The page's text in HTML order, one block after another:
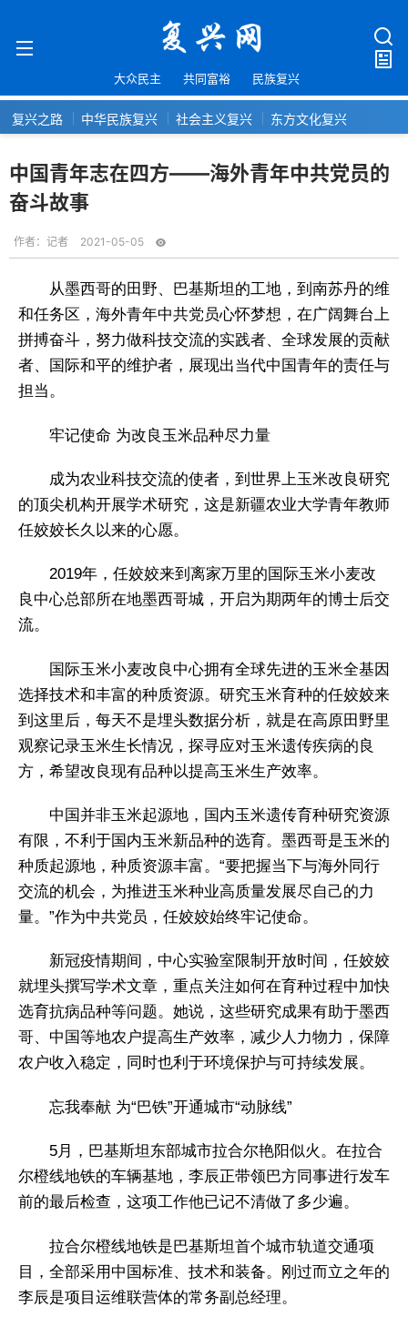
大众民主 共同富裕 民族复兴
复兴之路 中华民族复兴 社会主义复兴 东方文化复兴
中国青年志在四方——海外青年中共党员的
奋斗故事
作者： 记者 2021-05-05
从墨西哥的田野、巴基斯坦的工地，到南苏丹的维
和任务区，海外青年中共党员心怀梦想，在广阔舞台上
拼搏奋斗，努力做科技交流的实践者、全球发展的贡献
者、国际和平的维护者，展现出当代中国青年的责任与
担当。
牢记使命 为改良玉米品种尽力量
成为农业科技交流的使者，到世界上玉米改良研究
的顶尖机构开展学术研究，这是新疆农业大学青年教师
任姣姣长久以来的心愿。
2019年，任姣姣来到离家万里的国际玉米小麦改
良中心总部所在地墨西哥城，开启为期两年的博士后交
流。
国际玉米小麦改良中心拥有全球先进的玉米全基因
选择技术和丰富的种质资源。研究玉米育种的任姣姣来
到这里后，每天不是埋头数据分析，就是在高原田野里
观察记录玉米生长情况，探寻应对玉米遗传疾病的良
方，希望改良现有品种以提高玉米生产效率。
中国并非玉米起源地，国内玉米遗传育种研究资源
有限，不利于国内玉米新品种的选育。墨西哥是玉米的
种质起源地，种质资源丰富。“要把握当下与海外同行
交流的机会，为推进玉米种业高质量发展尽自己的力
量。”作为中共党员，任姣姣始终牢记使命。
新冠疫情期间，中心实验室限制开放时间，任姣姣
就埋头撰写学术文章，重点关注如何在育种过程中加快
选育抗病品种等问题。她说，这些研究成果有助于墨西
哥、中国等地农户提高生产效率，减少人力物力，保障
农户收入稳定，同时也利于环境保护与可持续发展。
忘我奉献 为“巴铁”开通城市“动脉线”
5月，巴基斯坦东部城市拉合尔艳阳似火。在拉合
尔橙线地铁的车辆基地，李辰正带领巴方同事进行发车
前的最后检查，这项工作他已记不清做了多少遍。
拉合尔橙线地铁是巴基斯坦首个城市轨道交通项
目，全部采用中国标准、技术和装备。刚过而立之年的
李辰是项目运维联营体的常务副总经理。